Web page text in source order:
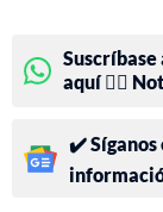
aquí 👉🏻
✔️ Síganos